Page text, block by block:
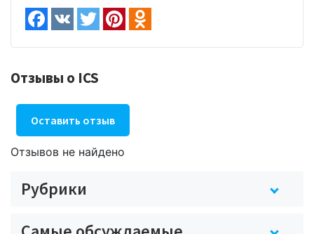
Отзывы о ICS
Оставить отзыв
Отзывов не найдено
Рубрики